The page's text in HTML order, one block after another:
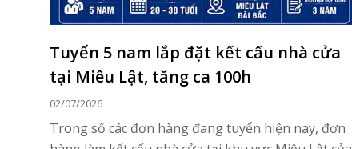
Tuyển 5 nam lắp đặt kết cấu nhà cửa
tại Miêu Lật, tăng ca 100h
02/07/2026
Trong số các đơn hàng đang tuyển hiện nay, đơn